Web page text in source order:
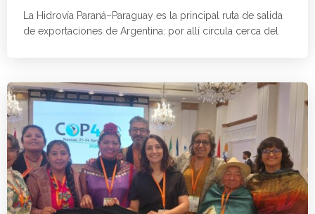
La Hidrovía Paraná–Paraguay es la principal ruta de salida
de exportaciones de Argentina: por allí circula cerca del